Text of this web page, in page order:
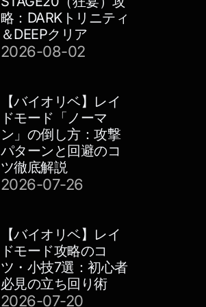
略：DARKトリニティ
＆DEEPクリア
2026-08-02
【バイオリベ】レイ
ドモード「ノーマ
ン」の倒し方：攻撃
パターンと回避のコ
ツ徹底解説
2026-07-26
【バイオリベ】レイ
ドモード攻略のコ
ツ・小技7選：初心者
必見の立ち回り術
2026-07-20